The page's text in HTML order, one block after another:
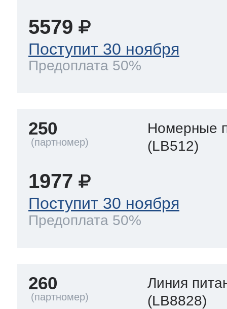
5579
Поступит 30 ноября
Предоплата 50%
250
Номерные
(LB512)
1977
Поступит 30 ноября
Предоплата 50%
260
Линия
(LB8828)